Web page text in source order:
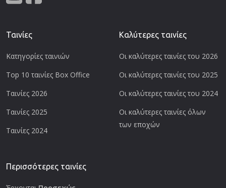
Ταινίες
Κατηγορίες ταινιών
Top 10 ταινίες Box Office
Ταινίες 2026
Ταινίες 2025
Ταινίες 2024
Καλύτερες ταινίες
Οι καλύτερες ταινίες του 2026
Οι καλύτερες ταινίες του 2025
Οι καλύτερες ταινίες του 2024
Οι καλύτερες ταινίες όλων
των εποχών
Περισσότερες ταινίες